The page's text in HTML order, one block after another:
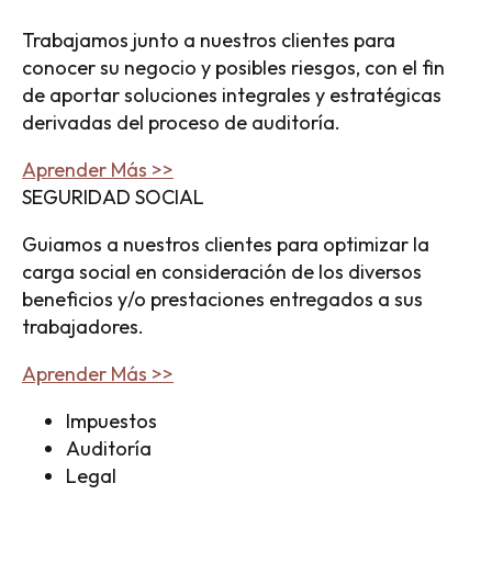
Trabajamos junto a nuestros clientes para
conocer su negocio y posibles riesgos, con el fin
de aportar soluciones integrales y estratégicas
derivadas del proceso de auditoría.
Aprender Más >>
SEGURIDAD SOCIAL
Guiamos a nuestros clientes para optimizar la
carga social en consideración de los diversos
beneficios y/o prestaciones entregados a sus
trabajadores.
Aprender Más >>
Impuestos
Auditoría
Legal